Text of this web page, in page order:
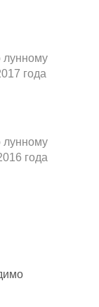
лунному
года
лунному
года